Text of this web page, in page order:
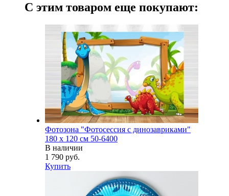
С этим товаром еще покупают:
Фотозона "Фотосессия с динозавриками"
180 х 120 см 50-6400
В наличии
1 790 руб.
Купить